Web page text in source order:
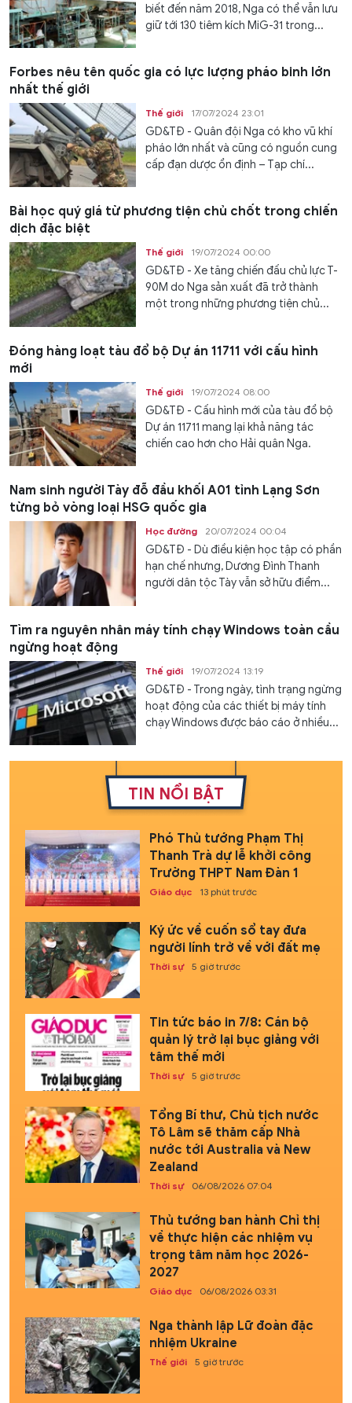
biết đến năm 2018, Nga có thể vẫn lưu
giữ tới 130 tiêm kích MiG-31 trong...
Forbes nêu tên quốc gia có lực lượng pháo binh lớn
nhất thế giới
Thế giới 17/07/2024 23:01
GD&TĐ - Quân đội Nga có kho vũ khí
pháo lớn nhất và cũng có nguồn cung
cấp đạn dược ổn định – Tạp chí...
Bài học quý giá từ phương tiện chủ chốt trong chiến
dịch đặc biệt
Thế giới 19/07/2024 00:00
GD&TĐ - Xe tăng chiến đấu chủ lực T-
90M do Nga sản xuất đã trở thành
một trong những phương tiện chủ...
Đóng hàng loạt tàu đổ bộ Dự án 11711 với cấu hình
mới
Thế giới 19/07/2024 08:00
GD&TĐ - Cấu hình mới của tàu đổ bộ
Dự án 11711 mang lại khả năng tác
chiến cao hơn cho Hải quân Nga.
Nam sinh người Tày đỗ đầu khối A01 tỉnh Lạng Sơn
từng bỏ vòng loại HSG quốc gia
Học đường 20/07/2024 00:04
GD&TĐ - Dù điều kiện học tập có phần
hạn chế nhưng, Dương Đình Thanh
người dân tộc Tày vẫn sở hữu điểm...
Tìm ra nguyên nhân máy tính chạy Windows toàn cầu
ngừng hoạt động
Thế giới 19/07/2024 13:19
GD&TĐ - Trong ngày, tình trạng ngừng
hoạt động của các thiết bị máy tính
chạy Windows được báo cáo ở nhiều...
TIN NỔI BẬT
Phó Thủ tướng Phạm Thị
Thanh Trà dự lễ khởi công
Trường THPT Nam Đàn 1
Giáo dục 13 phút trước
Ký ức về cuốn sổ tay đưa
người lính trở về với đất mẹ
Thời sự 5 giờ trước
Tin tức báo in 7/8: Cán bộ
quản lý trở lại bục giảng với
tâm thế mới
Thời sự 5 giờ trước
Tổng Bí thư, Chủ tịch nước
Tô Lâm sẽ thăm cấp Nhà
nước tới Australia và New
Zealand
Thời sự 06/08/2026 07:04
Thủ tướng ban hành Chỉ thị
về thực hiện các nhiệm vụ
trọng tâm năm học 2026-
2027
Giáo dục 06/08/2026 03:31
Nga thành lập Lữ đoàn đặc
nhiệm Ukraine
Thế giới 5 giờ trước